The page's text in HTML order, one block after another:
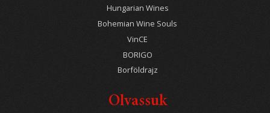
Hungarian Wines
Bohemian Wine Souls
VinCE
BORIGO
Borföldrajz
Olvassuk